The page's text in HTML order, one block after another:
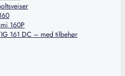
160P
161 DC – med tilbehør